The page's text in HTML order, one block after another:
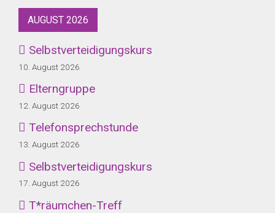
AUGUST 2026
Selbstverteidigungskurs
10. August 2026
Elterngruppe
12. August 2026
Telefonsprechstunde
13. August 2026
Selbstverteidigungskurs
17. August 2026
T*räumchen-Treff